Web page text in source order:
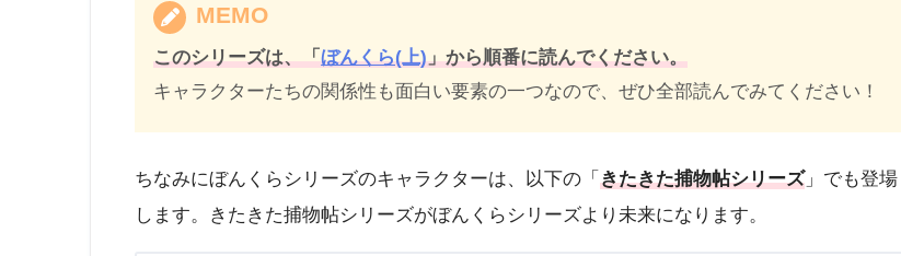
MEMO
このシリーズは、「ぼんくら(上)」から順番に読んでください。
キャラクターたちの関係性も面白い要素の一つなので、ぜひ全部読んでみてください！
ちなみにぼんくらシリーズのキャラクターは、以下の「 きたきた捕物帖シリーズ」でも登場
します。きたきた捕物帖シリーズがぼんくらシリーズより未来になります。